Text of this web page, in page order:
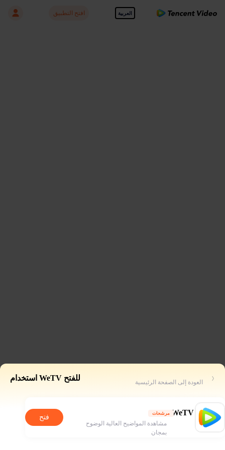
العربية افتح التطبيق
للفتح WeTV استخدام العودة إلى الصفحة الرئيسية
WeTV مرشحات
مشاهدة المواضيح العالية الوضوح
بمجان
فتح